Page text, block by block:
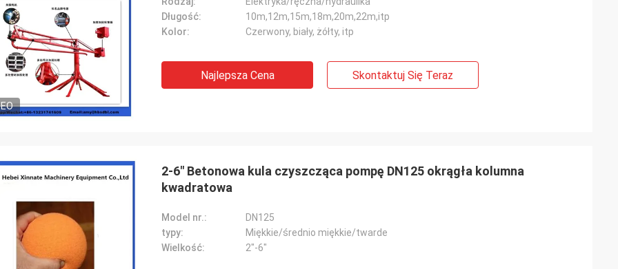
Długość:
10m,12m,15m,18m,20m,22m,itp
Kolor:
Czerwony, biały, żółty, itp
Najlepsza Cena Skontaktuj Się Teraz
2-6" Betonowa kula czyszcząca pompę DN125 okrągła kolumna
kwadratowa
Model nr.:
DN125
typy:
Miękkie/średnio miękkie/twarde
Wielkość:
2"-6"